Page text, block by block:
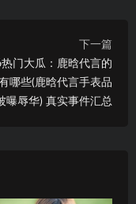
下一篇
门大瓜：鹿晗代言的
哪些(鹿晗代言手表品
曝辱华) 真实事件汇总